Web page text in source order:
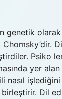
genetik
Psiko
yer
nasıl
Dil